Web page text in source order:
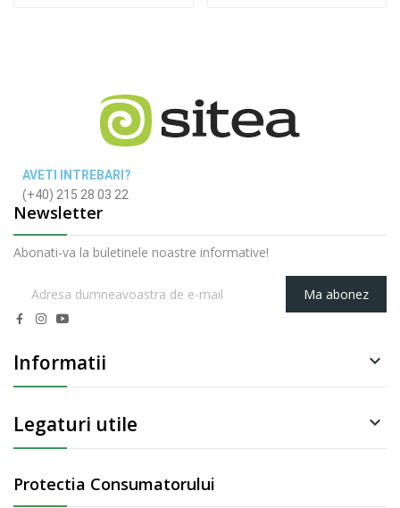
AVETI INTREBARI?
(+40) 215 28 03 22
Newsletter
Abonati-va la buletinele noastre informative!
Ma abonez
Informatii 
Legaturi utile 
Protectia Consumatorului